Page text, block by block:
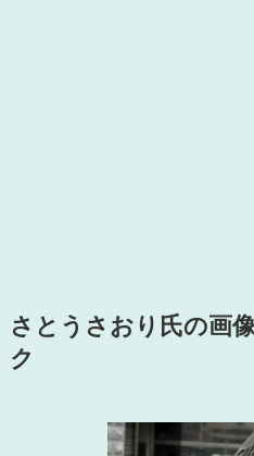
さとうさおり氏の画
ク